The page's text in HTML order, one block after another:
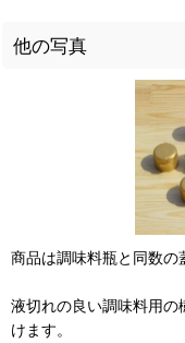
他の写真
商品は調味料瓶と同数の
液切れの良い調味料用
けます。